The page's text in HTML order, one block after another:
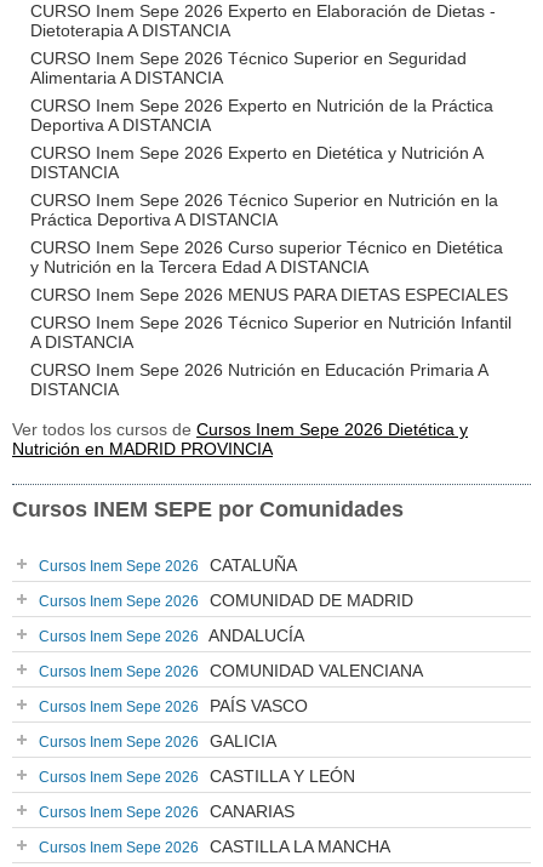
CURSO Inem Sepe 2026 Experto en Elaboración de Dietas -
Dietoterapia A DISTANCIA
CURSO Inem Sepe 2026 Técnico Superior en Seguridad
Alimentaria A DISTANCIA
CURSO Inem Sepe 2026 Experto en Nutrición de la Práctica
Deportiva A DISTANCIA
CURSO Inem Sepe 2026 Experto en Dietética y Nutrición A
DISTANCIA
CURSO Inem Sepe 2026 Técnico Superior en Nutrición en la
Práctica Deportiva A DISTANCIA
CURSO Inem Sepe 2026 Curso superior Técnico en Dietética
y Nutrición en la Tercera Edad A DISTANCIA
CURSO Inem Sepe 2026 MENUS PARA DIETAS ESPECIALES
CURSO Inem Sepe 2026 Técnico Superior en Nutrición Infantil
A DISTANCIA
CURSO Inem Sepe 2026 Nutrición en Educación Primaria A
DISTANCIA
Ver todos los cursos de Cursos Inem Sepe 2026 Dietética y
Nutrición en MADRID PROVINCIA
Cursos INEM SEPE por Comunidades
Cursos Inem Sepe 2026 CATALUÑA
Cursos Inem Sepe 2026 COMUNIDAD DE MADRID
Cursos Inem Sepe 2026 ANDALUCÍA
Cursos Inem Sepe 2026 COMUNIDAD VALENCIANA
Cursos Inem Sepe 2026 PAÍS VASCO
Cursos Inem Sepe 2026 GALICIA
Cursos Inem Sepe 2026 CASTILLA Y LEÓN
Cursos Inem Sepe 2026 CANARIAS
Cursos Inem Sepe 2026 CASTILLA LA MANCHA